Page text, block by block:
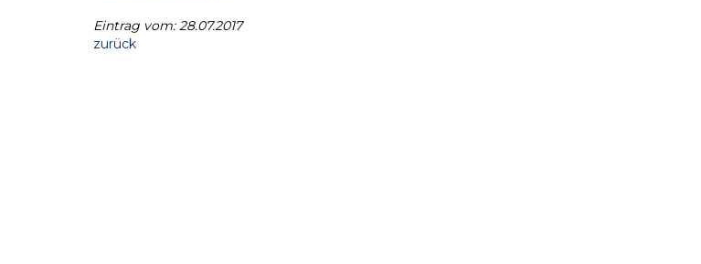
Eintrag vom: 28.07.2017
zurück